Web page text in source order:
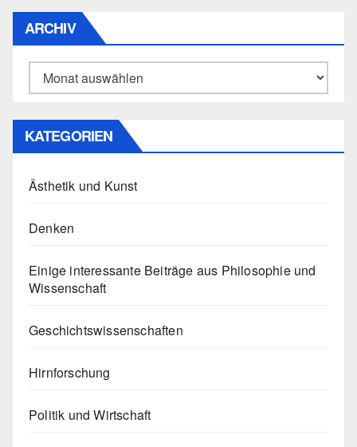
ARCHIV
Archiv
KATEGORIEN
Ästhetik und Kunst
Denken
Einige interessante Beiträge aus Philosophie und
Wissenschaft
Geschichtswissenschaften
Hirnforschung
Politik und Wirtschaft